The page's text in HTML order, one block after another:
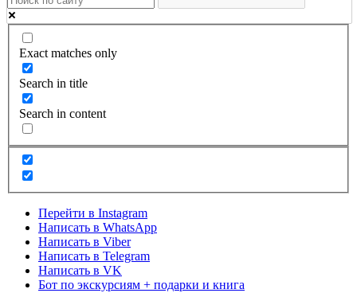
Exact matches only
Search in title
Search in content
Перейти в Instagram
Написать в WhatsApp
Написать в Viber
Написать в Telegram
Написать в VK
Бот по экскурсиям + подарки и книга